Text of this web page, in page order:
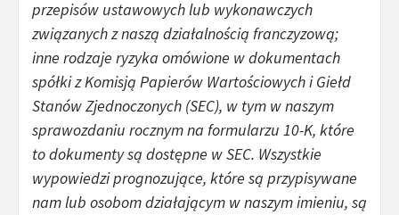
przepisów ustawowych lub wykonawczych
związanych z naszą działalnością franczyzową;
inne rodzaje ryzyka omówione w dokumentach
spółki z Komisją Papierów Wartościowych i Giełd
Stanów Zjednoczonych (SEC), w tym w naszym
sprawozdaniu rocznym na formularzu 10-K, które
to dokumenty są dostępne w SEC. Wszystkie
wypowiedzi prognozujące, które są przypisywane
nam lub osobom działającym w naszym imieniu, są